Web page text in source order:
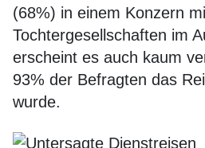
(68%) in einem Konzern
Tochtergesellschaften im
erscheint es auch kaum
93% der Befragten das
wurde.